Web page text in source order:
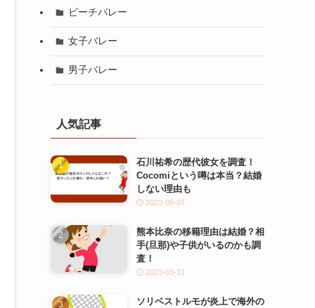
ビーチバレー
女子バレー
男子バレー
人気記事
石川祐希の歴代彼女を調査！
Cocomiという噂は本当？結婚
しない理由も
2023-09-07
熊本比奈の移籍理由は結婚？相
手(旦那)や子供がいるのかも調
査！
2023-03-31
ソリベストルモが炎上で海外の